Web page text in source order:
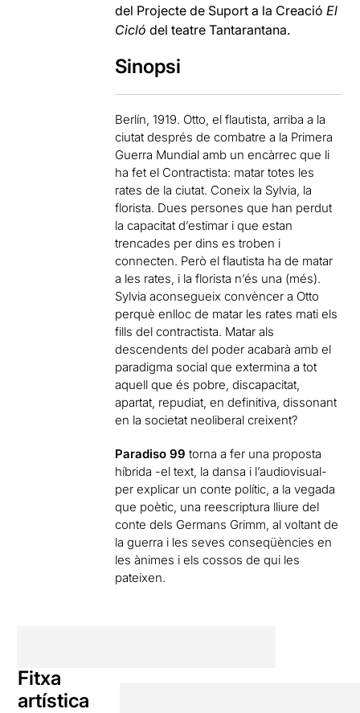
del Projecte de Suport a la CreacióEl
Ciclódel teatre Tantarantana.
Sinopsi
Berlín, 1919. Otto, el flautista, arriba a la
ciutat després de combatre a la Primera
Guerra Mundial amb un encàrrec que li
ha fet el Contractista: matar totes les
rates de la ciutat. Coneix la Sylvia, la
florista. Dues persones que han perdut
la capacitat d’estimar i que estan
trencades per dins es troben i
connecten. Però el flautista ha de matar
a les rates, i la florista n’és una (més).
Sylvia aconsegueix convèncer a Otto
perquè enlloc de matar les rates mati els
fills del contractista. Matar als
descendents del poder acabarà amb el
paradigma social que extermina a tot
aquell que és pobre, discapacitat,
apartat, repudiat, en definitiva, dissonant
en la societat neoliberal creixent?
Paradiso 99 torna a fer una proposta
híbrida -el text, la dansa i l’audiovisual-
per explicar un conte polític, a la vegada
que poètic, una reescriptura lliure del
conte dels Germans Grimm, al voltant de
la guerra i les seves conseqüències en
les ànimes i els cossos de qui les
pateixen.
Fitxa
artística